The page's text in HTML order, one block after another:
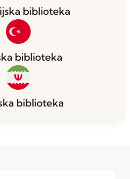
biblioteka
biblioteka
biblioteka